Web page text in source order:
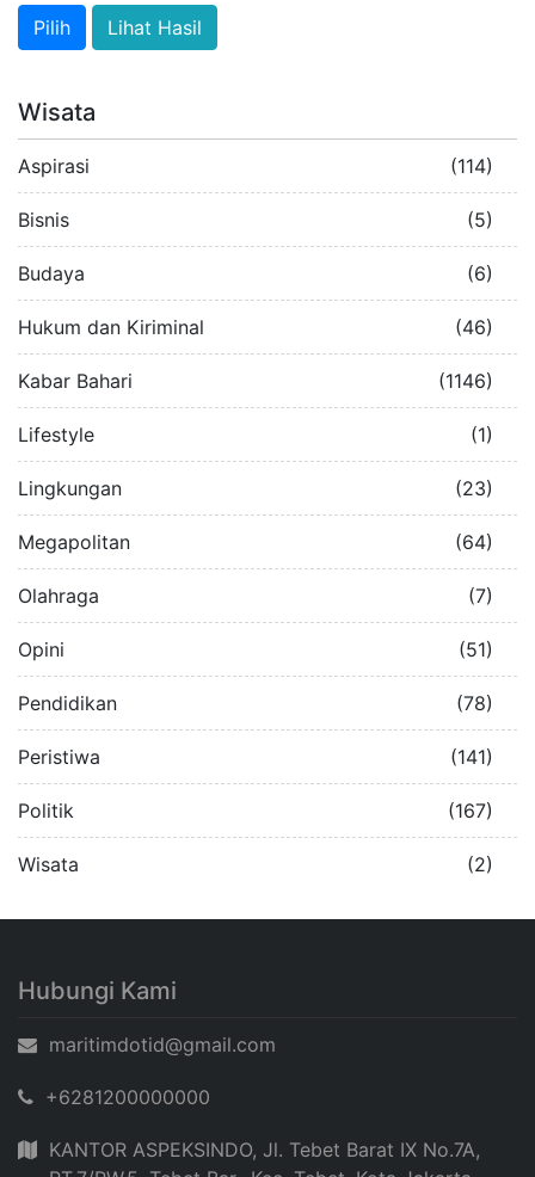
Lihat Hasil
Wisata
Aspirasi (114)
Bisnis (5)
Budaya (6)
Hukum dan Kiriminal (46)
Kabar Bahari (1146)
Lifestyle (1)
Lingkungan (23)
Megapolitan (64)
Olahraga (7)
Opini (51)
Pendidikan (78)
Peristiwa (141)
Politik (167)
Wisata (2)
Hubungi Kami
maritimdotid@gmail.com
+6281200000000
KANTOR ASPEKSINDO, Jl. Tebet Barat IX No.7A,